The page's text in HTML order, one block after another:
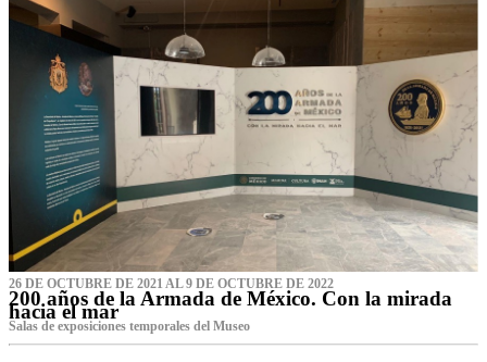
26 DE OCTUBRE DE 2021 AL 9 DE OCTUBRE DE 2022
200 años de la Armada de México. Con la mirada
hacia el mar
Salas de exposiciones temporales del Museo‌